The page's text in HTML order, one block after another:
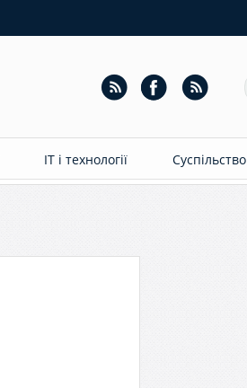
ІТ і технології Суспільство